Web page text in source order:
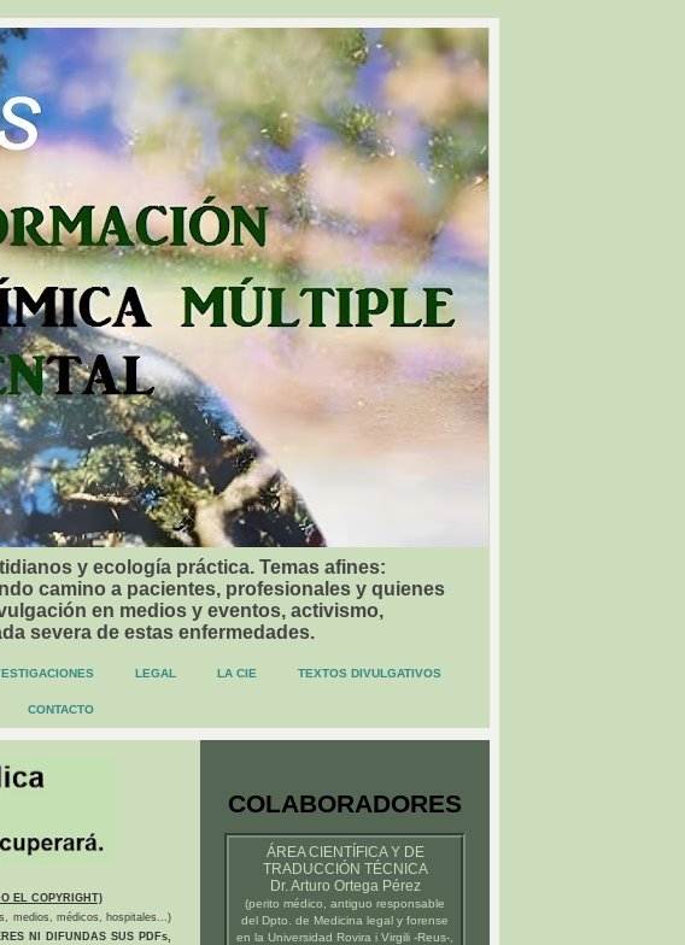
y ecología práctica. Temas afines:
camino a pacientes, profesionales y quienes
en medios y eventos, activismo,
severa de estas enfermedades.
LEGAL LA CIE TEXTOS DIVULGATIVOS
CONTACTO
EL COPYRIGHT)
medios, médicos, hospitales...)
NI DIFUNDAS SUS PDFs,
COLABORADORES
ÁREA CIENTÍFICA Y DE
TRADUCCIÓN TÉCNICA
Dr. Arturo Ortega Pérez
(perito médico , antiguo responsable
del Dpto. de Medicina legal y forense
en la Universidad Rovira i Virgili -Reus-